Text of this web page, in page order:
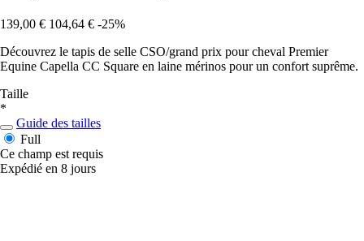
139,00 € 104,64 € -25%
Découvrez le tapis de selle CSO/grand prix pour cheval Premier
Equine Capella CC Square en laine mérinos pour un confort suprême.
Taille
*
Guide des tailles
Full
Ce champ est requis
Expédié en 8 jours